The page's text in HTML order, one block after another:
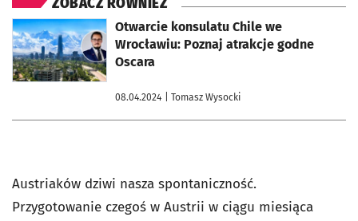
ZOBACZ RÓWNIEŻ
Otwarcie konsulatu Chile we
Wrocławiu: Poznaj atrakcje godne
Oscara
08.04.2024 | Tomasz Wysocki
otworzy się w nowej karcie
Austriaków dziwi nasza spontaniczność.
Przygotowanie czegoś w Austrii w ciągu miesiąca